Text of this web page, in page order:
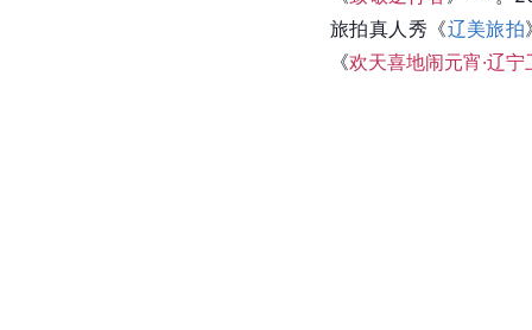
旅拍真人秀《辽美旅拍
《欢天喜地闹元宵·辽